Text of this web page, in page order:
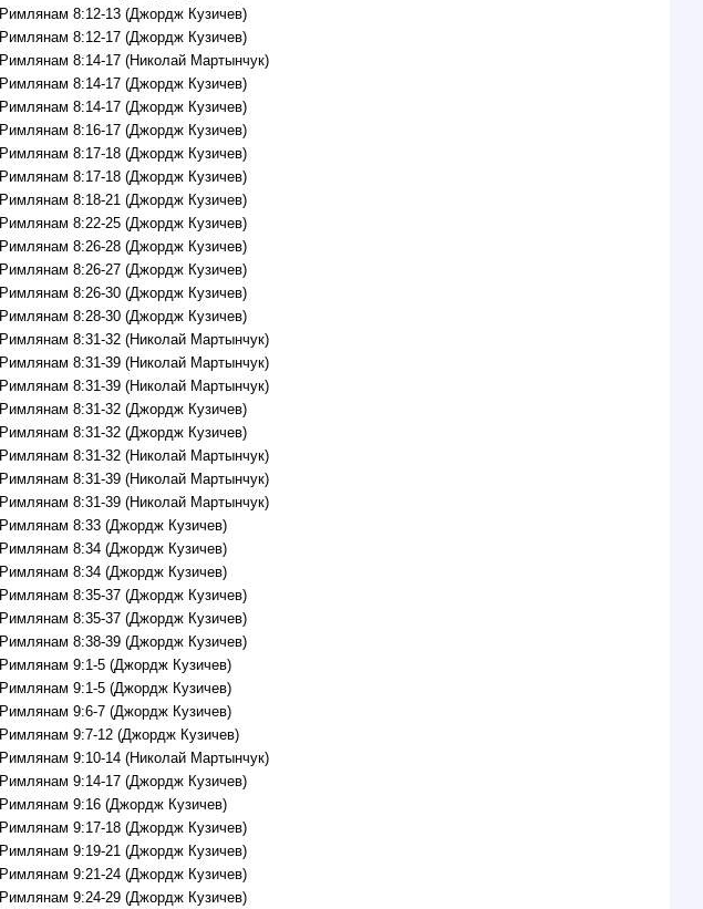
Римлянам 8:12-13 (Джордж Кузичев)
Римлянам 8:12-17 (Джордж Кузичев)
Римлянам 8:14-17 (Николай Мартынчук)
Римлянам 8:14-17 (Джордж Кузичев)
Римлянам 8:14-17 (Джордж Кузичев)
Римлянам 8:16-17 (Джордж Кузичев)
Римлянам 8:17-18 (Джордж Кузичев)
Римлянам 8:17-18 (Джордж Кузичев)
Римлянам 8:18-21 (Джордж Кузичев)
Римлянам 8:22-25 (Джордж Кузичев)
Римлянам 8:26-28 (Джордж Кузичев)
Римлянам 8:26-27 (Джордж Кузичев)
Римлянам 8:26-30 (Джордж Кузичев)
Римлянам 8:28-30 (Джордж Кузичев)
Римлянам 8:31-32 (Николай Мартынчук)
Римлянам 8:31-39 (Николай Мартынчук)
Римлянам 8:31-39 (Николай Мартынчук)
Римлянам 8:31-32 (Джордж Кузичев)
Римлянам 8:31-32 (Джордж Кузичев)
Римлянам 8:31-32 (Николай Мартынчук)
Римлянам 8:31-39 (Николай Мартынчук)
Римлянам 8:31-39 (Николай Мартынчук)
Римлянам 8:33 (Джордж Кузичев)
Римлянам 8:34 (Джордж Кузичев)
Римлянам 8:34 (Джордж Кузичев)
Римлянам 8:35-37 (Джордж Кузичев)
Римлянам 8:35-37 (Джордж Кузичев)
Римлянам 8:38-39 (Джордж Кузичев)
Римлянам 9:1-5 (Джордж Кузичев)
Римлянам 9:1-5 (Джордж Кузичев)
Римлянам 9:6-7 (Джордж Кузичев)
Римлянам 9:7-12 (Джордж Кузичев)
Римлянам 9:10-14 (Николай Мартынчук)
Римлянам 9:14-17 (Джордж Кузичев)
Римлянам 9:16 (Джордж Кузичев)
Римлянам 9:17-18 (Джордж Кузичев)
Римлянам 9:19-21 (Джордж Кузичев)
Римлянам 9:21-24 (Джордж Кузичев)
Римлянам 9:24-29 (Джордж Кузичев)